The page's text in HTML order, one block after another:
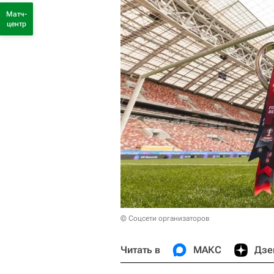
© Соцсети организаторов
Читать в МАКС
Матч-
центр